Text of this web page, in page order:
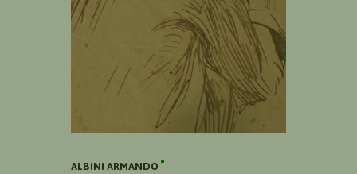
ALBINI ARMANDO